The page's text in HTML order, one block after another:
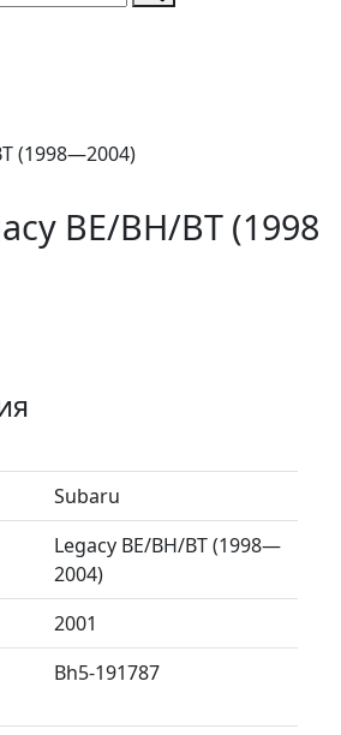
(1998—2004)
BE/BH/BT (1998
Subaru
Legacy BE/BH/BT (1998—
2004)
2001
Bh5-191787